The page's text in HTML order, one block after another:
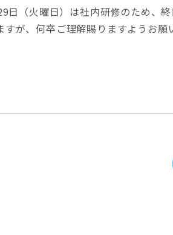
日（火曜日）は社内研修のため、終
が、何卒ご理解賜りますようお願